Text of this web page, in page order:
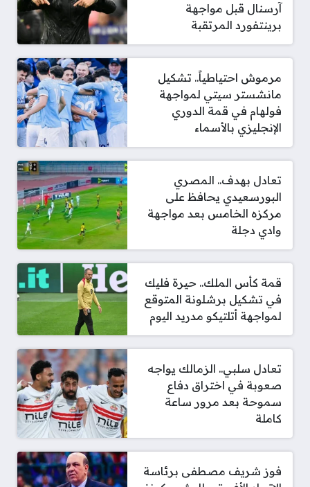
آرسنال قبل مواجهة
برينتفورد المرتقبة
مرموش احتياطياً.. تشكيل
مانشستر سيتي لمواجهة
فولهام في قمة الدوري
الإنجليزي بالأسماء
تعادل بهدف.. المصري
البورسعيدي يحافظ على
مركزه الخامس بعد مواجهة
وادي دجلة
قمة كأس الملك.. حيرة فليك
في تشكيل برشلونة المتوقع
لمواجهة أتلتيكو مدريد اليوم
تعادل سلبي.. الزمالك يواجه
صعوبة في اختراق دفاع
سموحة بعد مرور ساعة
كاملة
فوز شريف مصطفى برئاسة